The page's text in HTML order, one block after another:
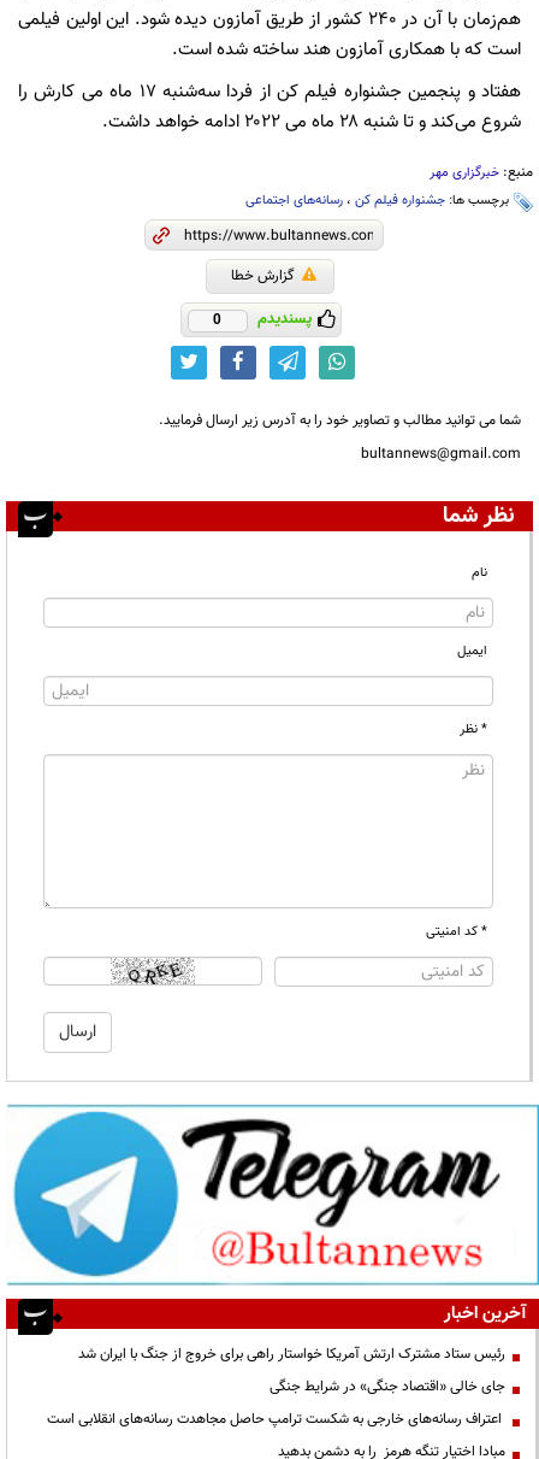
هم‌زمان با آن در ۲۴۰ کشور از طریق آمازون دیده شود. این اولین فیلمی
است که با همکاری آمازون هند ساخته شده است.
هفتاد و پنجمین جشنواره فیلم کن از فردا سه‌شنبه ۱۷ ماه می کارش را
شروع می‌کند و تا شنبه ۲۸ ماه می ۲۰۲۲ ادامه خواهد داشت.
منبع: خبرگزاری مهر
برچسب ها: جشنواره فیلم کن ، رسانه‌های اجتماعی
گزارش خطا
پسندیدم 0
شما می توانید مطالب و تصاویر خود را به آدرس زیر ارسال فرمایید.
bultannews@gmail.com
نظر شما
نام
ایمیل
* نظر
* کد امنیتی
آخرین اخبار
رئیس ستاد مشترک ارتش آمریکا خواستار راهی برای خروج از جنگ با ایران شد
جای خالی «اقتصاد جنگی» در شرایط جنگی
اعتراف رسانه‌های خارجی به شکست ترامپ حاصل مجاهدت رسانه‌های انقلابی است
مبادا اختیار تنگه هرمز را به دشمن بدهید